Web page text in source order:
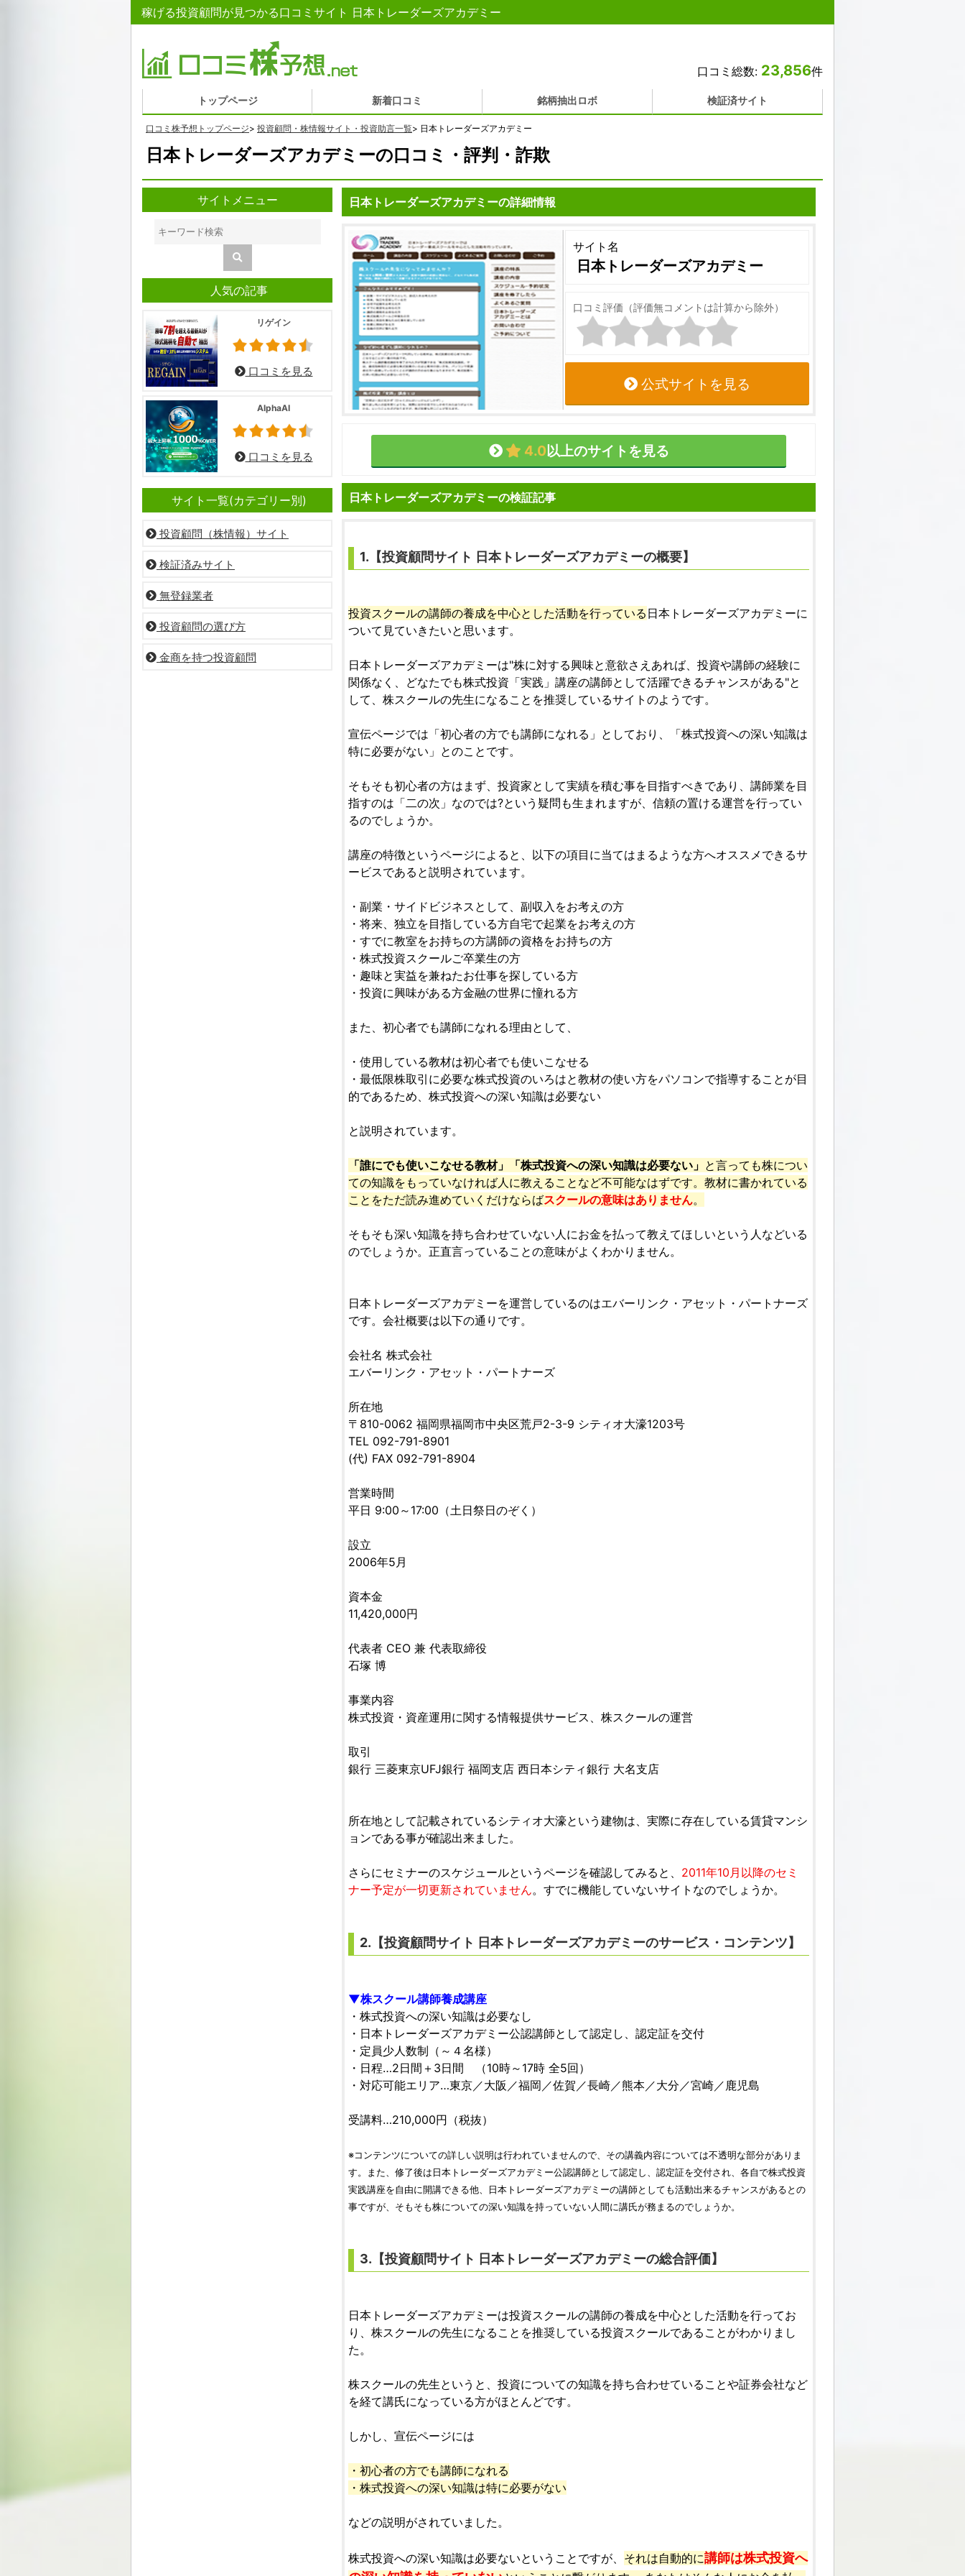
稼げる投資顧問が見つかる口コミサイト 日本トレーダーズアカデミー
口コミ総数: 23,856件
トップページ 新着口コミ 銘柄抽出ロボ 検証済サイト
口コミ株予想トップページ> 投資顧問・株情報サイト・投資助言一覧> 日本トレーダーズアカデミー
日本トレーダーズアカデミーの口コミ・評判・詐欺
日本トレーダーズアカデミーの詳細情報
サイト名
日本トレーダーズアカデミー
口コミ評価（評価無コメントは計算から除外）
公式サイトを見る
4.0以上のサイトを見る
日本トレーダーズアカデミーの検証記事
1.【投資顧問サイト 日本トレーダーズアカデミーの概要】
投資スクールの講師の養成を中心とした活動を行っている 日本トレーダーズアカデミーに
ついて見ていきたいと思います。
日本トレーダーズアカデミーは"株に対する興味と意欲さえあれば、投資や講師の経験に
関係なく、どなたでも株式投資「実践」講座の講師として活躍できるチャンスがある"と
して、株スクールの先生になることを推奨しているサイトのようです。
宣伝ページでは「初心者の方でも講師になれる」としており、「株式投資への深い知識は
特に必要がない」とのことです。
そもそも初心者の方はまず、投資家として実績を積む事を目指すべきであり、講師業を目
指すのは「二の次」なのでは?という疑問も生まれますが、信頼の置ける運営を行ってい
るのでしょうか。
講座の特徴というページによると、以下の項目に当てはまるような方へオススメできるサ
ービスであると説明されています。
・副業・サイドビジネスとして、副収入をお考えの方
・将来、独立を目指している方自宅で起業をお考えの方
・すでに教室をお持ちの方講師の資格をお持ちの方
・株式投資スクールご卒業生の方
・趣味と実益を兼ねたお仕事を探している方
・投資に興味がある方金融の世界に憧れる方
また、初心者でも講師になれる理由として、
・使用している教材は初心者でも使いこなせる
・最低限株取引に必要な株式投資のいろはと教材の使い方をパソコンで指導することが目
的であるため、株式投資への深い知識は必要ない
と説明されています。
「誰にでも使いこなせる教材」「株式投資への深い知識は必要ない」 と言っても株につい
ての知識をもっていなければ人に教えることなど不可能なはずです。教材に書かれている
ことをただ読み進めていくだけならばスクールの意味はありません。
そもそも深い知識を持ち合わせていない人にお金を払って教えてほしいという人などいる
のでしょうか。正直言っていることの意味がよくわかりません。
日本トレーダーズアカデミーを運営しているのはエバーリンク・アセット・パートナーズ
です。会社概要は以下の通りです。
会社名 株式会社
エバーリンク・アセット・パートナーズ
所在地
〒810-0062 福岡県福岡市中央区荒戸2-3-9 シティオ大濠1203号
TEL 092-791-8901
(代) FAX 092-791-8904
営業時間
平日 9:00～17:00（土日祭日のぞく）
設立
2006年5月
資本金
11,420,000円
代表者 CEO 兼 代表取締役
石塚 博
事業内容
株式投資・資産運用に関する情報提供サービス、株スクールの運営
取引
銀行 三菱東京UFJ銀行 福岡支店 西日本シティ銀行 大名支店
所在地として記載されているシティオ大濠という建物は、実際に存在している賃貸マンシ
ョンである事が確認出来ました。
さらにセミナーのスケジュールというページを確認してみると、 2011年10月以降のセミ
ナー予定が一切更新されていません。すでに機能していないサイトなのでしょうか。
2.【投資顧問サイト 日本トレーダーズアカデミーのサービス・コンテンツ】
▼株スクール講師養成講座
・株式投資への深い知識は必要なし
・日本トレーダーズアカデミー公認講師として認定し、認定証を交付
・定員少人数制（～４名様）
・日程…2日間＋3日間 （10時～17時 全5回）
・対応可能エリア…東京／大阪／福岡／佐賀／長崎／熊本／大分／宮崎／鹿児島
受講料…210,000円（税抜）
※コンテンツについての詳しい説明は行われていませんので、その講義内容については不透明な部分がありま
す。また、修了後は日本トレーダーズアカデミー公認講師として認定し、認定証を交付され、各自で株式投資
実践講座を自由に開講できる他、日本トレーダーズアカデミーの講師としても活動出来るチャンスがあるとの
事ですが、そもそも株についての深い知識を持っていない人間に講氏が務まるのでしょうか。
3.【投資顧問サイト 日本トレーダーズアカデミーの総合評価】
日本トレーダーズアカデミーは投資スクールの講師の養成を中心とした活動を行ってお
り、株スクールの先生になることを推奨している投資スクールであることがわかりまし
た。
株スクールの先生というと、投資についての知識を持ち合わせていることや証券会社など
を経て講氏になっている方がほとんどです。
しかし、宣伝ページには
・初心者の方でも講師になれる
・株式投資への深い知識は特に必要がない
などの説明がされていました。
株式投資への深い知識は必要ないということですが、 それは自動的に講師は株式投資へ
サイトメニュー
人気の記事
リゲイン
口コミを見る
AlphaAI
口コミを見る
サイト一覧(カテゴリー別)
投資顧問（株情報）サイト
検証済みサイト
無登録業者
投資顧問の選び方
金商を持つ投資顧問